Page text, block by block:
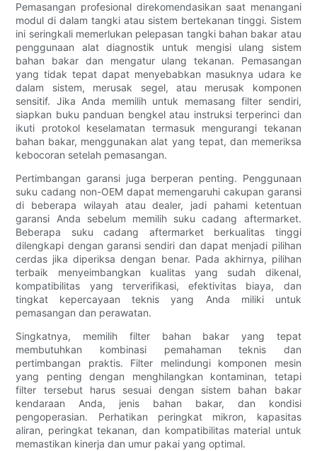
Pemasangan profesional direkomendasikan saat menangani
modul di dalam tangki atau sistem bertekanan tinggi. Sistem
ini seringkali memerlukan pelepasan tangki bahan bakar atau
penggunaan alat diagnostik untuk mengisi ulang sistem
bahan bakar dan mengatur ulang tekanan. Pemasangan
yang tidak tepat dapat menyebabkan masuknya udara ke
dalam sistem, merusak segel, atau merusak komponen
sensitif. Jika Anda memilih untuk memasang filter sendiri,
siapkan buku panduan bengkel atau instruksi terperinci dan
ikuti protokol keselamatan termasuk mengurangi tekanan
bahan bakar, menggunakan alat yang tepat, dan memeriksa
kebocoran setelah pemasangan.
Pertimbangan garansi juga berperan penting. Penggunaan
suku cadang non-OEM dapat memengaruhi cakupan garansi
di beberapa wilayah atau dealer, jadi pahami ketentuan
garansi Anda sebelum memilih suku cadang aftermarket.
Beberapa suku cadang aftermarket berkualitas tinggi
dilengkapi dengan garansi sendiri dan dapat menjadi pilihan
cerdas jika diperiksa dengan benar. Pada akhirnya, pilihan
terbaik menyeimbangkan kualitas yang sudah dikenal,
kompatibilitas yang terverifikasi, efektivitas biaya, dan
tingkat kepercayaan teknis yang Anda miliki untuk
pemasangan dan perawatan.
Singkatnya, memilih filter bahan bakar yang tepat
membutuhkan kombinasi pemahaman teknis dan
pertimbangan praktis. Filter melindungi komponen mesin
yang penting dengan menghilangkan kontaminan, tetapi
filter tersebut harus sesuai dengan sistem bahan bakar
kendaraan Anda, jenis bahan bakar, dan kondisi
pengoperasian. Perhatikan peringkat mikron, kapasitas
aliran, peringkat tekanan, dan kompatibilitas material untuk
memastikan kinerja dan umur pakai yang optimal.